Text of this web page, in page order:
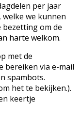
per jaar
we kunnen
bezetting om de
harte welkom.
met de
bereiken via e-mail
spambots.
het te bekijken.).
keertje